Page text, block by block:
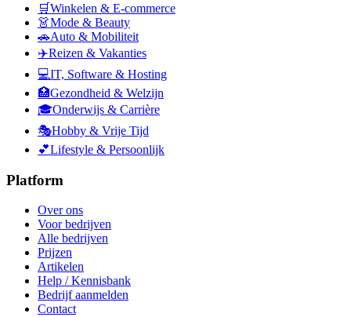
🛒Winkelen & E-commerce
👗Mode & Beauty
🚗Auto & Mobiliteit
✈️Reizen & Vakanties
💻IT, Software & Hosting
🏥Gezondheid & Welzijn
🎓Onderwijs & Carrière
🎭Hobby & Vrije Tijd
💕Lifestyle & Persoonlijk
Platform
Over ons
Voor bedrijven
Alle bedrijven
Prijzen
Artikelen
Help / Kennisbank
Bedrijf aanmelden
Contact